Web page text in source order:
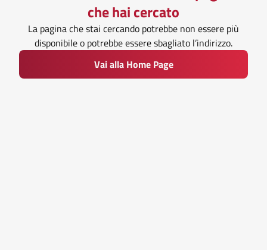
che hai cercato
La pagina che stai cercando potrebbe non essere più
disponibile o potrebbe essere sbagliato l’indirizzo.
Vai alla Home Page